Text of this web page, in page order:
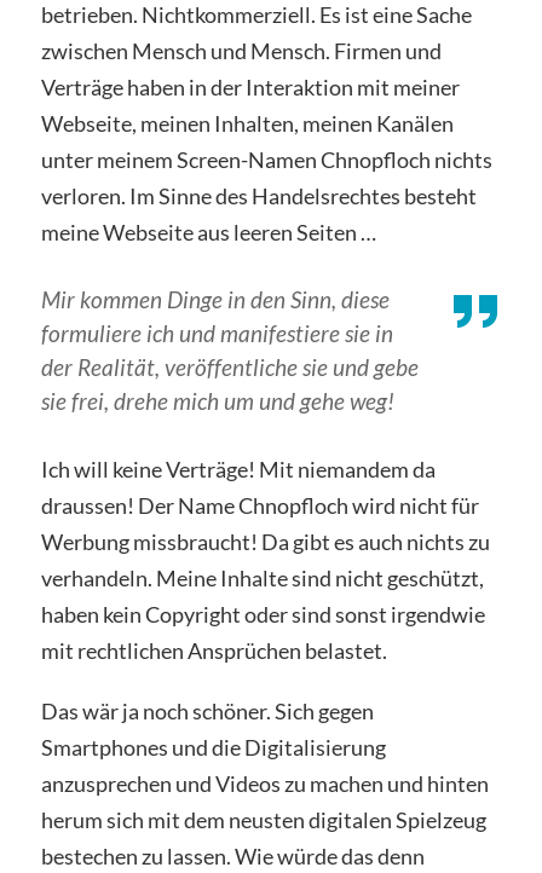
betrieben. Nichtkommerziell. Es ist eine Sache
zwischen Mensch und Mensch. Firmen und
Verträge haben in der Interaktion mit meiner
Webseite, meinen Inhalten, meinen Kanälen
unter meinem Screen-Namen Chnopfloch nichts
verloren. Im Sinne des Handelsrechtes besteht
meine Webseite aus leeren Seiten …
Mir kommen Dinge in den Sinn, diese
formuliere ich und manifestiere sie in
der Realität, veröffentliche sie und gebe
sie frei, drehe mich um und gehe weg!
Ich will keine Verträge! Mit niemandem da
draussen! Der Name Chnopfloch wird nicht für
Werbung missbraucht! Da gibt es auch nichts zu
verhandeln. Meine Inhalte sind nicht geschützt,
haben kein Copyright oder sind sonst irgendwie
mit rechtlichen Ansprüchen belastet.
Das wär ja noch schöner. Sich gegen
Smartphones und die Digitalisierung
anzusprechen und Videos zu machen und hinten
herum sich mit dem neusten digitalen Spielzeug
bestechen zu lassen. Wie würde das denn